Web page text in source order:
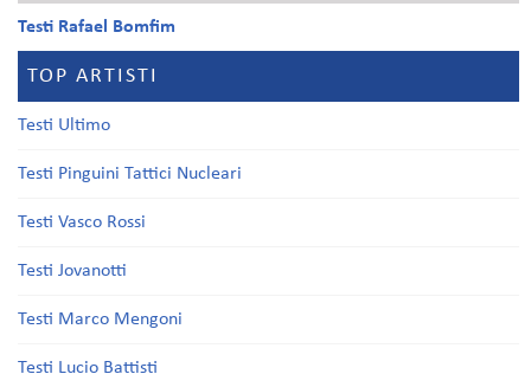
Testi Rafael Bomfim
TOP ARTISTI
Testi Ultimo
Testi Pinguini Tattici Nucleari
Testi Vasco Rossi
Testi Jovanotti
Testi Marco Mengoni
Testi Lucio Battisti